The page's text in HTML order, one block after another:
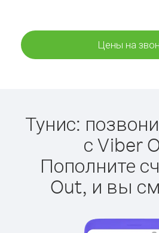
Цены на
Тунис:
с Viber
Пополните
Out, и вы